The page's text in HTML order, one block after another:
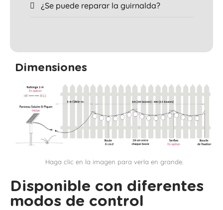
¿Se puede reparar la guirnalda?
Dimensiones
Haga clic en la imagen para verla en grande.
Disponible con diferentes
modos de control